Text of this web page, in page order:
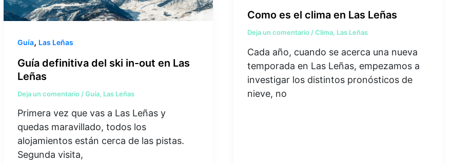
Guía, Las Leñas
Guía definitiva del ski in-out en Las
Leñas
Deja un comentario /Guía, Las Leñas
Primera vez que vas a Las Leñas y
quedas maravillado, todos los
alojamientos están cerca de las pistas.
Segunda visita,
Como es el clima en Las Leñas
Deja un comentario/Clima, Las Leñas
Cada año, cuando se acerca una nueva
temporada en Las Leñas, empezamos a
investigar los distintos pronósticos de
nieve, no